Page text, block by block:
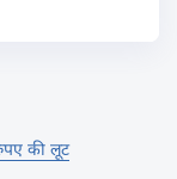
की लूट